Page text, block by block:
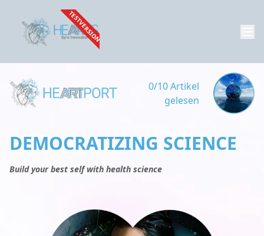
TESTVERSION
0/10 Artikel
gelesen
DEMOCRATIZING SCIENCE
Build your best self with health science